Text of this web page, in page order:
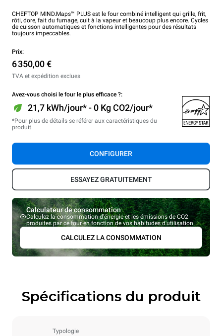
CHEFTOP MIND.Maps™ PLUS est le four combiné intelligent qui grille, frit,
rôti, dore, fait du fumage, cuit à la vapeur et beaucoup plus encore. Cycles
de cuisson automatiques et fonctions intelligentes pour des résultats
toujours impeccables.
Prix:
6 350,00 €
TVA et expédition exclues
Avez-vous choisi le four le plus efficace ?:
21,7 kWh/jour* - 0 Kg CO2/jour*
*Pour plus de détails se référer aux caractéristiques du
produit.
CONFIGURER
ESSAYEZ GRATUITEMENT
Calculateur de consommation
Calculez la consommation d'énergie et les émissions de CO2
produites par ce four en fonction de vos habitudes d'utilisation.
CALCULEZ LA CONSOMMATION
Spécifications du produit
Typologie